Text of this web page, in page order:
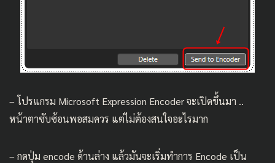
– โปรแกรม Microsoft Expression Encoder จะเปิดขึ้นมา ..
หน้าตาซับซ้อนพอสมควร แต่ไม่ต้องสนใจอะไรมาก
– กดปุ่ม encode ด้านล่าง แล้วมันจะเริ่มทำการ Encode เป็น